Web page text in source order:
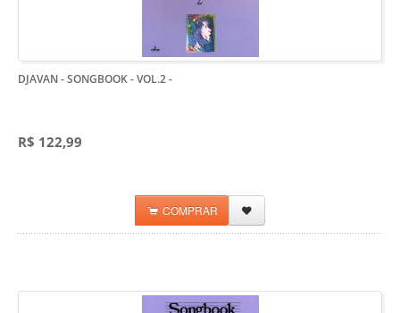
DJAVAN - SONGBOOK - VOL.2-
R$ 122,99
COMPRAR